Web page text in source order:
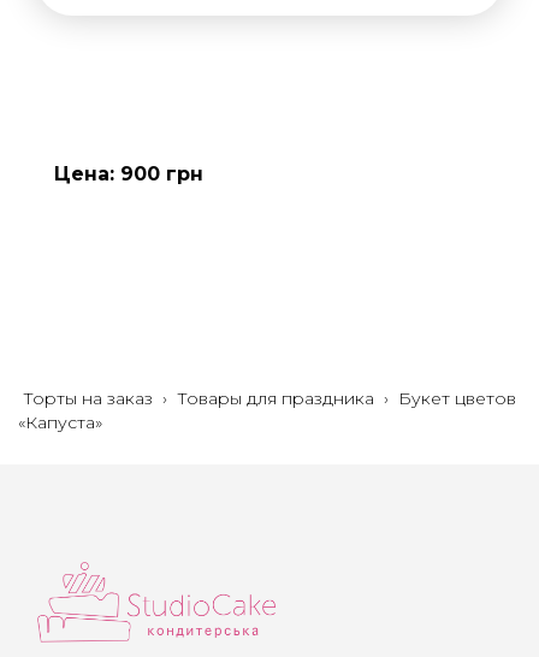
Цена: 900 грн
Торты на заказ › Товары для праздника › Букет цветов
«Капуста»